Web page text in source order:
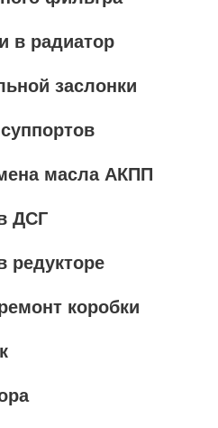
в радиатор
заслонки
масла АКПП
ДСГ
редукторе
коробки